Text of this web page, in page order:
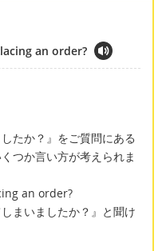
an order?
たか？』をご質問にある
つか言い方が考えられま
an order?
まいましたか？』と聞け